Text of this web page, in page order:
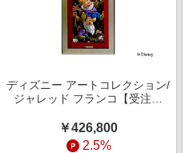
ディズニー アートコレクション/
ジャレッド フランコ【受注商
デスク【三越伊勢丹/公式】
￥426,800
2.5%